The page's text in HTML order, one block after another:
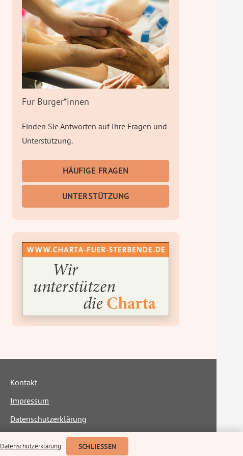
Für Bürger*innen
Finden Sie Antworten auf Ihre Fragen und
Unterstützung.
HÄUFIGE FRAGEN
UNTERSTÜTZUNG
Kontakt
Impressum
Datenschutzerklärung
Erklärung zur Barrierefreiheit
Datenschutzerklärung SCHLIESSEN